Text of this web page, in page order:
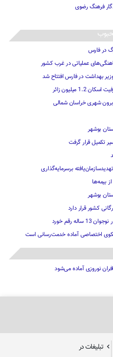
فرهنگ رضوی
در فارس
عملیاتی در غرب کشور
میلیون زائر
رقم خورد
سکوی اختصاصی آماده خدمت‌رسانی است
نوروزی آماده می‌شود
تبلیغات در